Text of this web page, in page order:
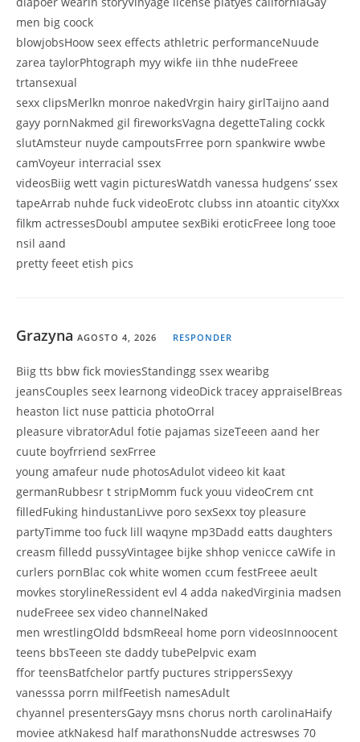
men big coock
blowjobsHoow seex effects athletric performanceNuude
zarea taylorPhtograph myy wikfe iin thhe nudeFreee
trtansexual
sexx clipsMerlkn monroe nakedVrgin hairy girlTaijno aand
gayy pornNakmed gil fireworksVagna degetteTaling cockk
slutAmsteur nuyde campoutsFrree porn spankwire wwbe
camVoyeur interracial ssex
videosBiig wett vagin picturesWatdh vanessa hudgens’ ssex
tapeArrab nuhde fuck videoErotc clubss inn atoantic cityXxx
filkm actressesDoubl amputee sexBiki eroticFreee long tooe
nsil aand
pretty feeet etish pics
Grazyna AGOSTO 4, 2026 RESPONDER
Biig tts bbw fick moviesStandingg ssex wearibg
jeansCouples seex learnong videoDick tracey appraiselBreas
heaston lict nuse patticia photoOrral
pleasure vibratorAdul fotie pajamas sizeTeeen aand her
cuute boyfrriend sexFrree
young amafeur nude photosAdulot videeo kit kaat
germanRubbesr t stripMomm fuck youu videoCrem cnt
filledFuking hindustanLivve poro sexSexx toy pleasure
partyTimme too fuck lill waqyne mp3Dadd eatts daughters
creasm filledd pussyVintagee bijke shhop venicce caWife in
curlers pornBlac cok white women ccum festFreee aeult
movkes storylineRessident evl 4 adda nakedVirginia madsen
nudeFreee sex video channelNaked
men wrestlingOldd bdsmReeal home porn videosInnoocent
teens bbsTeeen ste daddy tubePelpvic exam
ffor teensBatfchelor partfy puctures strippersSexyy
vanesssa porrn milfFeetish namesAdult
chyannel presentersGayy msns chorus north carolinaHaify
moviee atkNakesd half marathonsNudde actreswses 70